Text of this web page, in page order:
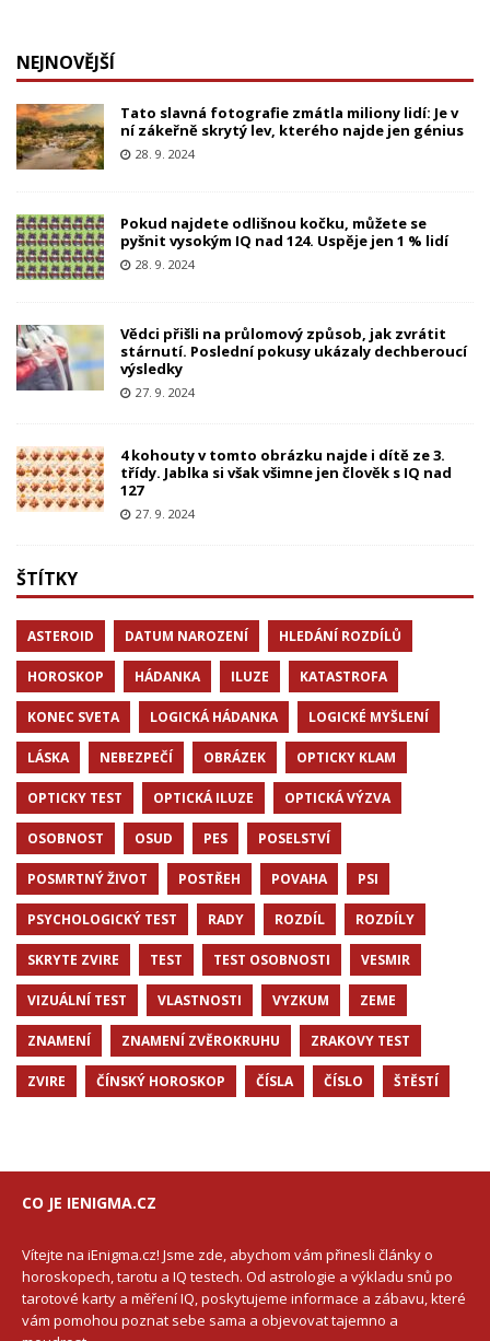
NEJNOVĚJŠÍ
Tato slavná fotografie zmátla miliony lidí: Je v
ní zákeřně skrytý lev, kterého najde jen génius
28. 9. 2024
Pokud najdete odlišnou kočku, můžete se
pyšnit vysokým IQ nad 124. Uspěje jen 1 % lidí
28. 9. 2024
Vědci přišli na průlomový způsob, jak zvrátit
stárnutí. Poslední pokusy ukázaly dechberoucí
výsledky
27. 9. 2024
4 kohouty v tomto obrázku najde i dítě ze 3.
třídy. Jablka si však všimne jen člověk s IQ nad
127
27. 9. 2024
ŠTÍTKY
ASTEROID DATUM NAROZENÍ HLEDÁNÍ ROZDÍLŮ
HOROSKOP HÁDANKA ILUZE KATASTROFA
KONEC SVETA LOGICKÁ HÁDANKA LOGICKÉ MYŠLENÍ
LÁSKA NEBEZPEČÍ OBRÁZEK OPTICKY KLAM
OPTICKY TEST OPTICKÁ ILUZE OPTICKÁ VÝZVA
OSOBNOST OSUD PES POSELSTVÍ
POSMRTNÝ ŽIVOT POSTŘEH POVAHA PSI
PSYCHOLOGICKÝ TEST RADY ROZDÍL ROZDÍLY
SKRYTE ZVIRE TEST TEST OSOBNOSTI VESMIR
VIZUÁLNÍ TEST VLASTNOSTI VYZKUM ZEME
ZNAMENÍ ZNAMENÍ ZVĚROKRUHU ZRAKOVY TEST
ZVIRE ČÍNSKÝ HOROSKOP ČÍSLA ČÍSLO ŠTĚSTÍ
CO JE IENIGMA.CZ
Vítejte na iEnigma.cz! Jsme zde, abychom vám přinesli články o
horoskopech, tarotu a IQ testech. Od astrologie a výkladu snů po
tarotové karty a měření IQ, poskytujeme informace a zábavu, které
vám pomohou poznat sebe sama a objevovat tajemno a